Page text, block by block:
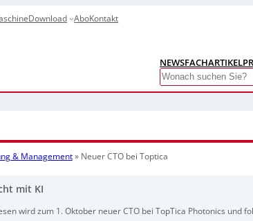
Download AboKontakt
NEWSFACHARTIKEL
Search
& Management» Neuer CTO bei Toptica
mit KI
wird zum 1. Oktober neuer CTO bei TopTica Photonics und